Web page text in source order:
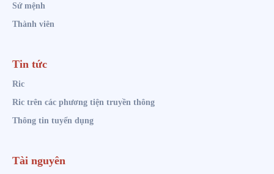
Sứ mệnh
Thành viên
Tin tức
Ric
Ric trên các phương tiện truyền thông
Thông tin tuyển dụng
Tài nguyên